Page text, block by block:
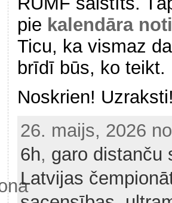
pie kalendāra
Ticu, ka vismaz
brīdī būs, ko teikt.
Noskrien!
26. maijs, 2026
6h, garo distanču
Latvijas